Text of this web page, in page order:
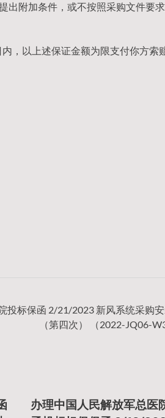
出附加条件，或不按照采购文件要
，以上述保证金额为限支付你方索
投标保函 2/21/2023 新风系统采购
（第四次） （2022-JQ06-
办理中国人民解放军总医